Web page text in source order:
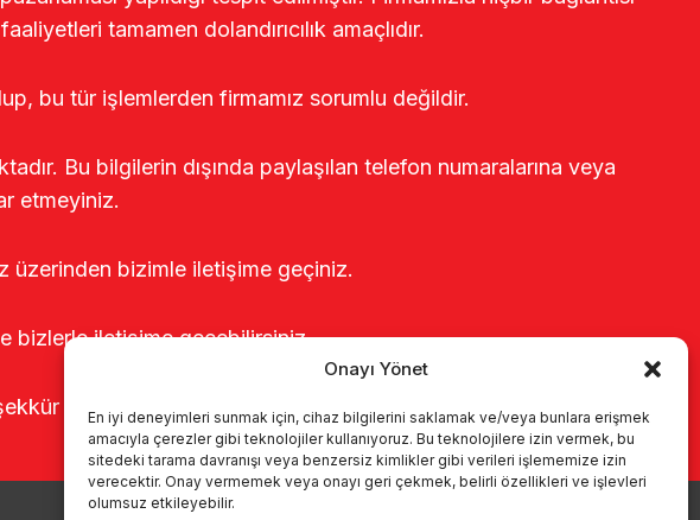
Onayı Yönet
En iyi deneyimleri sunmak için, cihaz bilgilerini saklamak ve/veya bunlara erişmek
amacıyla çerezler gibi teknolojiler kullanıyoruz. Bu teknolojilere izin vermek, bu
sitedeki tarama davranışı veya benzersiz kimlikler gibi verileri işlememize izin
verecektir. Onay vermemek veya onayı geri çekmek, belirli özellikleri ve işlevleri
olumsuz etkileyebilir.
tamamen dolandırıcılık amaçlıdır.
bu tür işlemlerden firmamız sorumlu değildir.
Bu bilgilerin dışında paylaşılan telefon numaralarına veya
etmeyiniz.
üzerinden bizimle iletişime geçiniz.
bizlerle iletişime geçebilirsiniz.
ederiz.